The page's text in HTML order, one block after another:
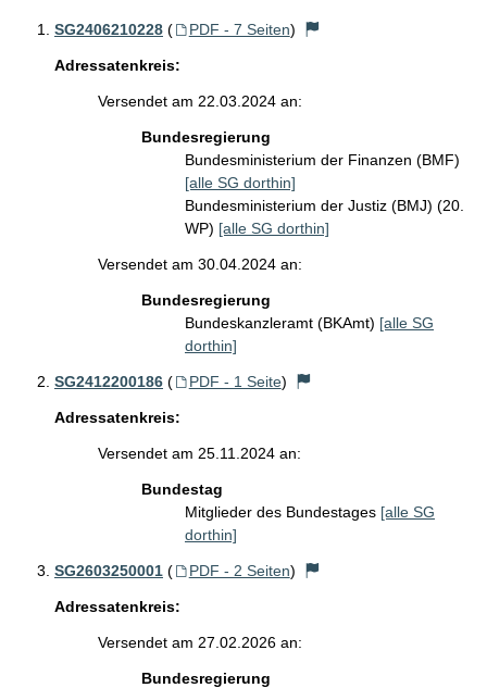
SG2406210228 ( PDF - 7 Seiten)
Adressatenkreis:
Versendet am 22.03.2024 an:
Bundesregierung
Bundesministerium der Finanzen (BMF)
[alle SG dorthin]
Bundesministerium der Justiz (BMJ) (20.
WP) [alle SG dorthin]
Versendet am 30.04.2024 an:
Bundesregierung
Bundeskanzleramt (BKAmt) [alle SG
dorthin]
SG2412200186 ( PDF - 1 Seite)
Adressatenkreis:
Versendet am 25.11.2024 an:
Bundestag
Mitglieder des Bundestages [alle SG
dorthin]
SG2603250001 ( PDF - 2 Seiten)
Adressatenkreis:
Versendet am 27.02.2026 an:
Bundesregierung